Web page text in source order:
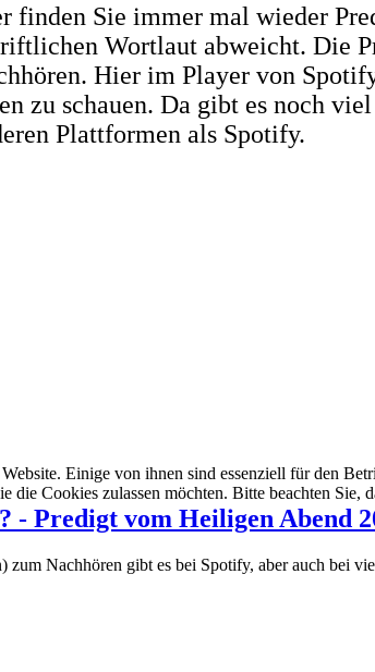
finden Sie immer mal wieder
Wortlaut abweicht. Die
Hier im Player von
zu schauen. Da gibt es noch
Plattformen als Spotify.
- Predigt vom Heiligen Abend
zum Nachhören gibt es bei Spotify, aber auch bei
Einige von ihnen sind essenziell für den
die Cookies zulassen möchten. Bitte beachten